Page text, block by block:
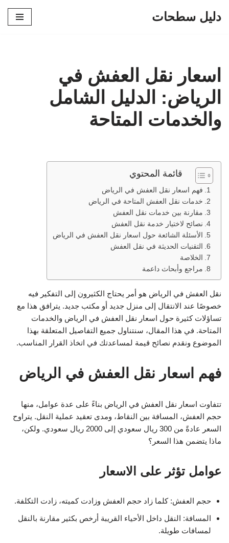
دليل سطحات
اسعار نقل العفش في
الرياض: الدليل الشامل
والخدمات المتاحة
قائمة المحتوي
فهم اسعار نقل العفش في الرياض
خدمات نقل العفش المتاحة في الرياض
مقارنة بين خدمات نقل العفش
نصائح لاختيار خدمة نقل العفش
الأسئلة الشائعة حول اسعار نقل العفش في الرياض
التقنيات الحديثة في نقل العفش
الخلاصة
مراجع وأبحاث داعمة
نقل العفش في الرياض هو أمر يحتاج الكثيرون إلى التفكير فيه
خصوصًا عند الانتقال إلى منزل جديد أو مكتب جديد. يترافق هذا مع
تساؤلات كثيرة حول اسعار نقل العفش في الرياض والخدمات
المتاحة. في هذا المقال، سنتناول جميع التفاصيل المتعلقة بهذا
الموضوع ونقدم نصائح قيمة لمساعدتك في اتخاذ القرار المناسب.
فهم اسعار نقل العفش في الرياض
تتفاوت اسعار نقل العفش في الرياض بناءً على عدة عوامل، منها
حجم العفش، المسافة بين النقاط، ومدى تعقيد عملية النقل. يتراوح
السعر عادةً من 300 ريال سعودي إلى 2000 ريال سعودي. ولكن،
ماذا يتضمن هذا السعر؟
عوامل تؤثر على الاسعار
حجم العفش: كلما زاد حجم العفش وزادت كميته، زادت التكلفة.
المسافة: النقل داخل الأحياء القريبة أرخص بكثير مقارنة بالنقل
لمسافات طويلة.